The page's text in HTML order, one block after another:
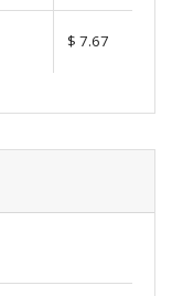
$ 7.67